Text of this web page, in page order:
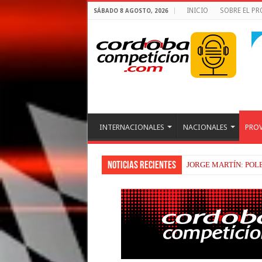
SÁBADO 8 AGOSTO, 2026 INICIO SOBRE EL
INTERNACIONALES NACIONALES
Noticias recientes JORGE MARTÍN:
LA PREOCUPACIÓN